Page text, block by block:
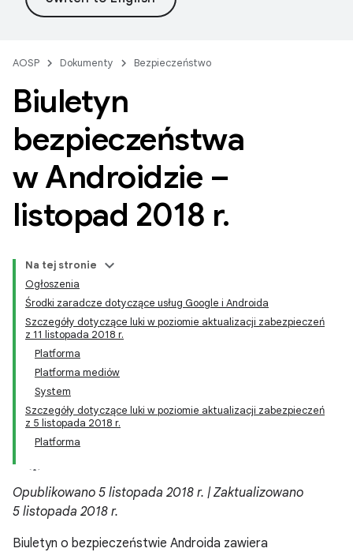
AOSP Dokumenty Bezpieczeństwo
Biuletyn
bezpieczeństwa
w Androidzie –
listopad 2018 r.
Na tej stronie
Ogłoszenia
Środki zaradcze dotyczące usług Google i Androida
Szczegóły dotyczące luki w poziomie aktualizacji zabezpieczeń
z 11 listopada 2018 r.
Platforma
Platforma mediów
System
Szczegóły dotyczące luki w poziomie aktualizacji zabezpieczeń
z 5 listopada 2018 r.
Platforma
Opublikowano 5 listopada 2018 r. | Zaktualizowano
5 listopada 2018 r.
Biuletyn o bezpieczeństwie Androida zawiera